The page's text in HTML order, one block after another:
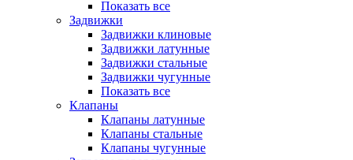
Показать все
Задвижки
Задвижки клиновые
Задвижки латунные
Задвижки стальные
Задвижки чугунные
Показать все
Клапаны
Клапаны латунные
Клапаны стальные
Клапаны чугунные